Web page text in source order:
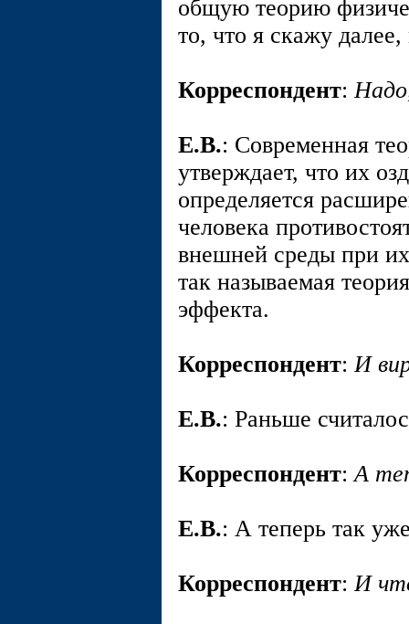
общую теорию
то, что я скажу
Корреспондент:
E.В.: Современная
утверждает, что их
определяется
человека
внешней среды при
так называемая
эффекта.
Корреспондент:И
E.В.: Раньше
Корреспондент:А
E.В.: А теперь так
Корреспондент:И